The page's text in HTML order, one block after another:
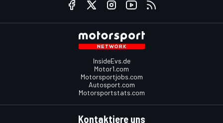
InsideEvs.de
Motor1.com
Motorsportjobs.com
Autosport.com
Motorsportstats.com
Kontaktiere uns